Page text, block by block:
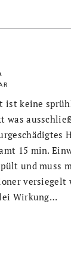
ist keine
was
15 min.
und muss
versiegelt
Wirkung…